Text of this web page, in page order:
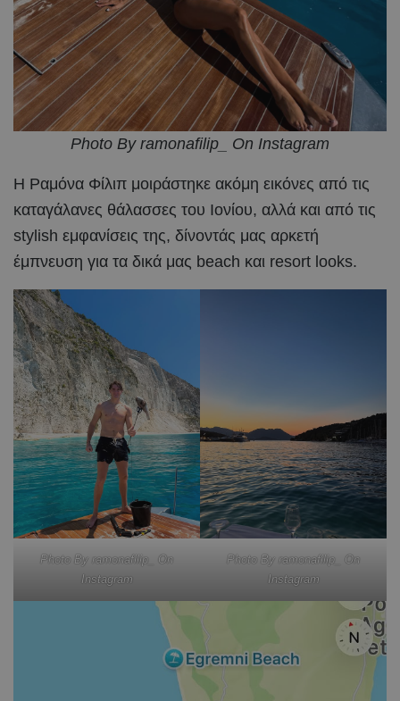
Photo By ramonafilip_ On Instagram
Η Ραμόνα Φίλιπ μοιράστηκε ακόμη εικόνες από τις
καταγάλανες θάλασσες του Ιονίου, αλλά και από τις
stylish εμφανίσεις της, δίνοντάς μας αρκετή
έμπνευση για τα δικά μας beach και resort looks.
Photo By ramonafilip_ On
Instagram
Photo By ramonafilip_ On
Instagram